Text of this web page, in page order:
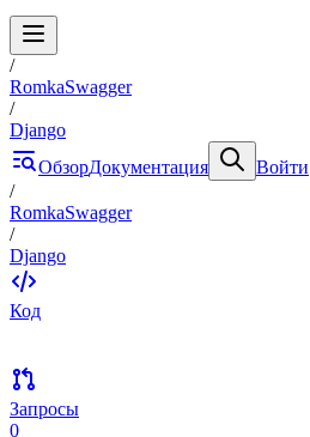
/
RomkaSwagger
/
Django
ОбзорДокументация
Войти
/
RomkaSwagger
/
Django
Код
Запросы
0